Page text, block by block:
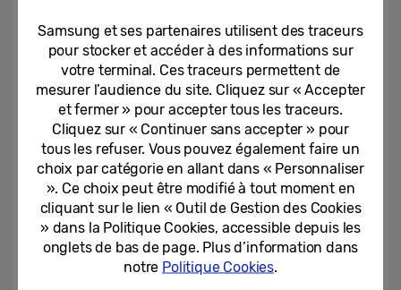
Le AirDresser de Samsung
arrive en France
19-10-2021
Samsung présente Life
Unstoppable : la Maison des
Surprises
12-10-2021
La sélection Noël 2021 de
Samsung et ses partenaires utilisent des traceurs
pour stocker et accéder à des informations sur
votre terminal. Ces traceurs permettent de
mesurer l’audience du site. Cliquez sur « Accepter
et fermer » pour accepter tous les traceurs.
Cliquez sur « Continuer sans accepter » pour
tous les refuser. Vous pouvez également faire un
choix par catégorie en allant dans « Personnaliser
». Ce choix peut être modifié à tout moment en
cliquant sur le lien « Outil de Gestion des Cookies
» dans la Politique Cookies, accessible depuis les
onglets de bas de page. Plus d’information dans
notre Politique Cookies.